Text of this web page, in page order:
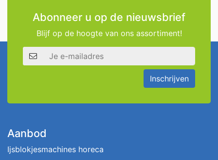
Abonneer u op de nieuwsbrief
Blijf op de hoogte van ons assortiment!
E-mailadres
Inschrijven
Aanbod
Ijsblokjesmachines horeca